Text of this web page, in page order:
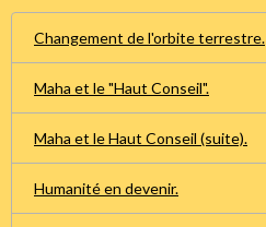
Changement de l'orbite terrestre.
Maha et le "Haut Conseil".
Maha et le Haut Conseil (suite).
Humanité en devenir.